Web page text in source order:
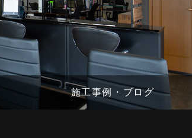
施工事例・ブログ